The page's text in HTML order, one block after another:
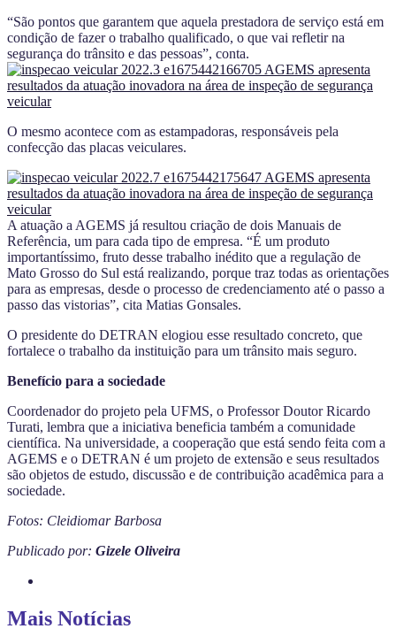
“São pontos que garantem que aquela prestadora de serviço está em
condição de fazer o trabalho qualificado, o que vai refletir na
segurança do trânsito e das pessoas”, conta.
O mesmo acontece com as estampadoras, responsáveis pela
confecção das placas veiculares.
A atuação a AGEMS já resultou criação de dois Manuais de
Referência, um para cada tipo de empresa. “É um produto
importantíssimo, fruto desse trabalho inédito que a regulação de
Mato Grosso do Sul está realizando, porque traz todas as orientações
para as empresas, desde o processo de credenciamento até o passo a
passo das vistorias”, cita Matias Gonsales.
O presidente do DETRAN elogiou esse resultado concreto, que
fortalece o trabalho da instituição para um trânsito mais seguro.
Benefício para a sociedade
Coordenador do projeto pela UFMS, o Professor Doutor Ricardo
Turati, lembra que a iniciativa beneficia também a comunidade
científica. Na universidade, a cooperação que está sendo feita com a
AGEMS e o DETRAN é um projeto de extensão e seus resultados
são objetos de estudo, discussão e de contribuição acadêmica para a
sociedade.
Fotos: Cleidiomar Barbosa
Publicado por: Gizele Oliveira
Mais Notícias